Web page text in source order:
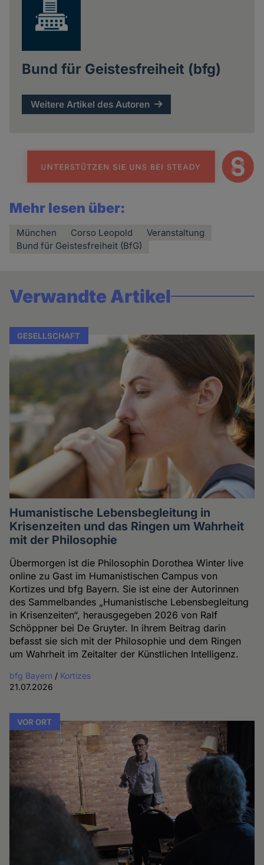
Bund für Geistesfreiheit (bfg)
Weitere Artikel des Autoren
Mehr lesen über:
München Corso Leopold
Veranstaltung
Bund für Geistesfreiheit (BfG)
Verwandte Artikel
GESELLSCHAFT
Humanistische Lebensbegleitung in
Krisenzeiten und das Ringen um Wahrheit
mit der Philosophie
Übermorgen ist die Philosophin Dorothea Winter live
online zu Gast im Humanistischen Campus von
Kortizes und bfg Bayern. Sie ist eine der Autorinnen
des Sammelbandes „Humanistische Lebensbegleitung
in Krisenzeiten“, herausgegeben 2026 von Ralf
Schöppner bei De Gruyter. In ihrem Beitrag darin
befasst sie sich mit der Philosophie und dem Ringen
um Wahrheit im Zeitalter der Künstlichen Intelligenz.
bfg Bayern / Kortizes
21.07.2026
VOR ORT